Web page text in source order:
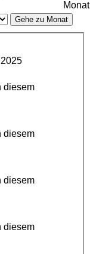
Monat
Gehe zu Monat
diesem
diesem
diesem
diesem